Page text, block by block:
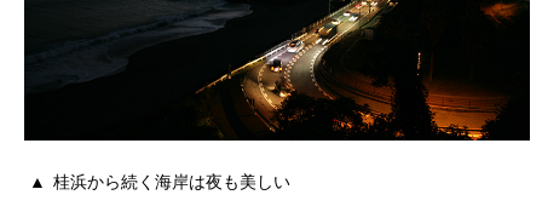
桂浜から続く海岸は夜も美しい